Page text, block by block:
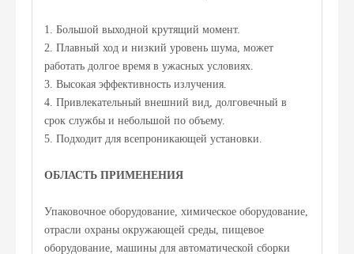
1. Большой выходной крутящий момент.
2. Плавный ход и низкий уровень шума, может
работать долгое время в ужасных условиях.
3. Высокая эффективность излучения.
4. Привлекательный внешний вид, долговечный в
срок службы и небольшой по объему.
5. Подходит для всепроникающей установки.
ОБЛАСТЬ ПРИМЕНЕНИЯ
Упаковочное оборудование, химическое оборудование,
отрасли охраны окружающей среды, пищевое
оборудование, машины для автоматической сборки